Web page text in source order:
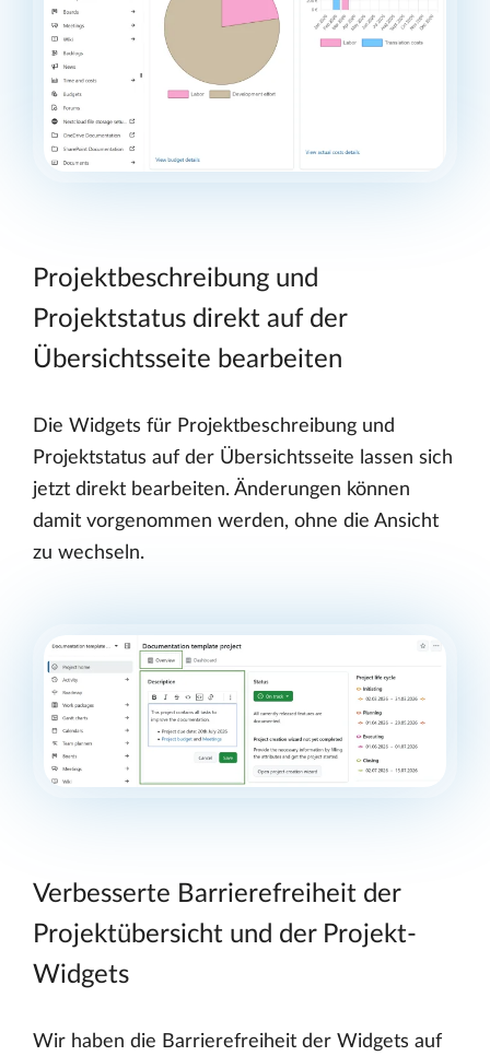
Projektbeschreibung und
Projektstatus direkt auf der
Übersichtsseite bearbeiten
Die Widgets für Projektbeschreibung und
Projektstatus auf der Übersichtsseite lassen sich
jetzt direkt bearbeiten. Änderungen können
damit vorgenommen werden, ohne die Ansicht
zu wechseln.
Verbesserte Barrierefreiheit der
Projektübersicht und der Projekt-
Widgets
Wir haben die Barrierefreiheit der Widgets auf